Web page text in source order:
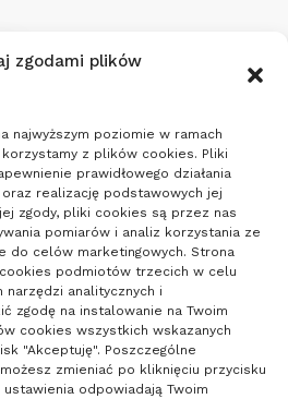
zgodami plików
najwyższym poziomie w ramach
z plików cookies. Pliki
prawidłowego działania
realizację podstawowych jej
zgody, pliki cookies są przez nas
pomiarów i analiz korzystania ze
do celów marketingowych. Strona
podmiotów trzecich w celu
narzędzi analitycznych i
zgodę na instalowanie na Twoim
cookies wszystkich wskazanych
"Akceptuję". Poszczególne
zmieniać po kliknięciu przycisku
odpowiadają Twoim